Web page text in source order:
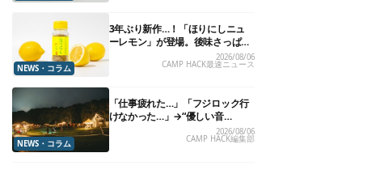
NEWS・コラム
3年ぶり新作…！「ほりにしニュ
ーレモン」が登場。後味さっぱり
の万能スパイス！【8月21日発
2026/08/06
CAMP HACK最速ニュース
NEWS・コラム
「仕事疲れた…」「フジロック行
けなかった…」→“優しい音
楽”と“大きな自然”で治癒。まだ間
2026/08/06
CAMP HACK編集部